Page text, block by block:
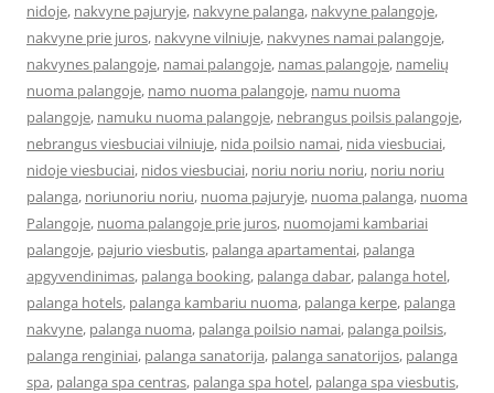
nidoje, nakvyne pajuryje, nakvyne palanga, nakvyne palangoje,
nakvyne prie juros, nakvyne vilniuje, nakvynes namai palangoje,
nakvynes palangoje, namai palangoje, namas palangoje, namelių
nuoma palangoje, namo nuoma palangoje, namu nuoma
palangoje, namuku nuoma palangoje, nebrangus poilsis palangoje,
nebrangus viesbuciai vilniuje, nida poilsio namai, nida viesbuciai,
nidoje viesbuciai, nidos viesbuciai, noriu noriu noriu, noriu noriu
palanga, noriunoriu noriu, nuoma pajuryje, nuoma palanga, nuoma
Palangoje, nuoma palangoje prie juros, nuomojami kambariai
palangoje, pajurio viesbutis, palanga apartamentai, palanga
apgyvendinimas, palanga booking, palanga dabar, palanga hotel,
palanga hotels, palanga kambariu nuoma, palanga kerpe, palanga
nakvyne, palanga nuoma, palanga poilsio namai, palanga poilsis,
palanga renginiai, palanga sanatorija, palanga sanatorijos, palanga
spa, palanga spa centras, palanga spa hotel, palanga spa viesbutis,